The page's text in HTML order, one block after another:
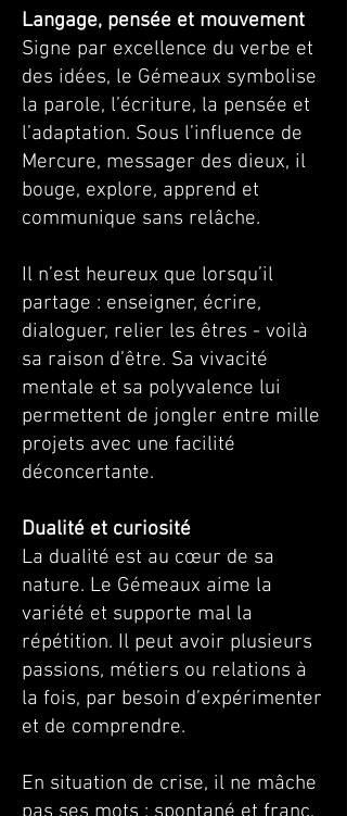
Langage, pensée et mouvement
Signe par excellence du verbe et
des idées, le Gémeaux symbolise
la parole, l’écriture, la pensée et
l’adaptation. Sous l’influence de
Mercure, messager des dieux, il
bouge, explore, apprend et
communique sans relâche.
Il n’est heureux que lorsqu’il
partage : enseigner, écrire,
dialoguer, relier les êtres - voilà
sa raison d’être. Sa vivacité
mentale et sa polyvalence lui
permettent de jongler entre mille
projets avec une facilité
déconcertante.
Dualité et curiosité
La dualité est au cœur de sa
nature. Le Gémeaux aime la
variété et supporte mal la
répétition. Il peut avoir plusieurs
passions, métiers ou relations à
la fois, par besoin d’expérimenter
et de comprendre.
En situation de crise, il ne mâche